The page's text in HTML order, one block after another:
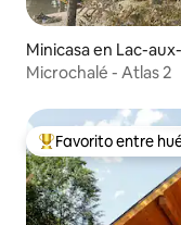
Minicasa en Lac-
Microchalé - Atlas 2
Favorito entre
Favorito entre